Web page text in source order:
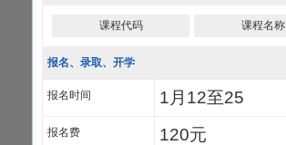
课程代码 课程名称
报名、录取、开学
报名时间 1月12至25
报名费 120元